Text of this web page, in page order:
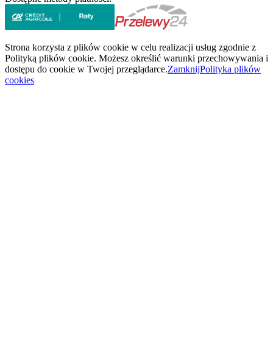
Strona korzysta z plików cookie w celu realizacji usług zgodnie z
Polityką plików cookie. Możesz określić warunki przechowywania i
dostępu do cookie w Twojej przeglądarce.ZamknijPolityka plików
cookies